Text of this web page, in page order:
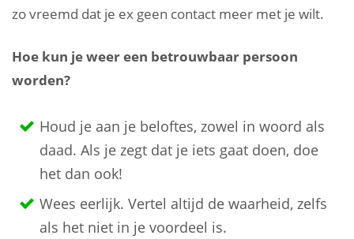
zo vreemd dat je ex geen contact meer met je wilt.
Hoe kun je weer een betrouwbaar persoon
worden?
Houd je aan je beloftes, zowel in woord als
daad. Als je zegt dat je iets gaat doen, doe
het dan ook!
Wees eerlijk. Vertel altijd de waarheid, zelfs
als het niet in je voordeel is.